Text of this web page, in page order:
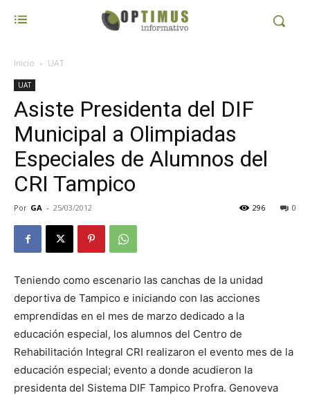
Inicio UAT
UAT
Asiste Presidenta del DIF
Municipal a Olimpiadas
Especiales de Alumnos del
CRI Tampico
Por GA - 25/03/2012 0
296
Teniendo como escenario las canchas de la unidad
deportiva de Tampico e iniciando con las acciones
emprendidas en el mes de marzo dedicado a la
educación especial, los alumnos del Centro de
Rehabilitación Integral CRI realizaron el evento mes de la
educación especial; evento a donde acudieron la
presidenta del Sistema DIF Tampico Profra. Genoveva